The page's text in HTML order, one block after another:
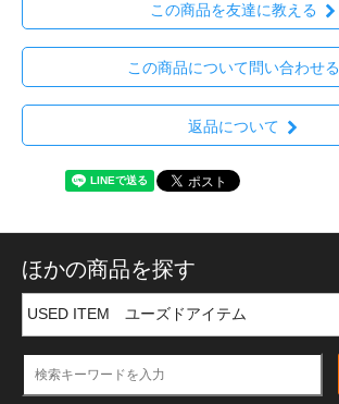
この商品を友達に教える
この商品について問い合わせる
返品について
ほかの商品を探す